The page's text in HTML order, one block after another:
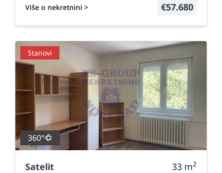
Više o nekretnini > €57.680
Stanovi
360°
Satelit 33 m2